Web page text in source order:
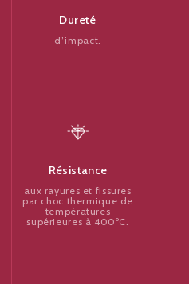
Dureté
d’impact.
Résistance
aux rayures et fissures
par choc thermique de
températures
supérieures à 400ºC.